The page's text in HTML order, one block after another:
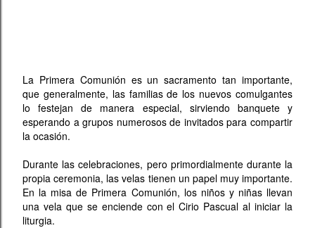
La Primera Comunión es un sacramento tan importante,
que generalmente, las familias de los nuevos comulgantes
lo festejan de manera especial, sirviendo banquete y
esperando a grupos numerosos de invitados para compartir
la ocasión.
Durante las celebraciones, pero primordialmente durante la
propia ceremonia, las velas tienen un papel muy importante.
En la misa de Primera Comunión, los niños y niñas llevan
una vela que se enciende con el Cirio Pascual al iniciar la
liturgia.